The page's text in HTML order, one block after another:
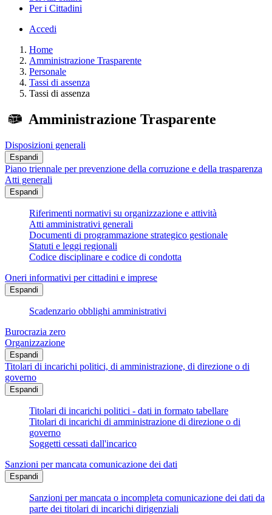
Per i Cittadini
Accedi
Home
Amministrazione Trasparente
Personale
Tassi di assenza
Tassi di assenza
Amministrazione Trasparente
Disposizioni generali
Espandi
Piano triennale per prevenzione della corruzione e della trasparenza
Atti generali
Espandi
Riferimenti normativi su organizzazione e attività
Atti amministrativi generali
Documenti di programmazione strategico gestionale
Statuti e leggi regionali
Codice disciplinare e codice di condotta
Oneri informativi per cittadini e imprese
Espandi
Scadenzario obblighi amministrativi
Burocrazia zero
Organizzazione
Espandi
Titolari di incarichi politici, di amministrazione, di direzione o di
governo
Espandi
Titolari di incarichi politici - dati in formato tabellare
Titolari di incarichi di amministrazione di direzione o di
governo
Soggetti cessati dall'incarico
Sanzioni per mancata comunicazione dei dati
Espandi
Sanzioni per mancata o incompleta comunicazione dei dati da
parte dei titolari di incarichi dirigenziali